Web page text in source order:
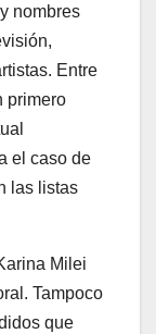
nombres
Entre
primero
el caso de
las listas
Milei
Tampoco
que